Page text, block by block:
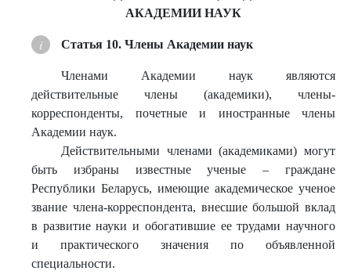
АКАДЕМИИ НАУК
Статья 10. Члены Академии наук
Членами Академии наук являются
действительные члены (академики), члены-
корреспонденты, почетные и иностранные члены
Академии наук.
Действительными членами (академиками) могут
быть избраны известные ученые – граждане
Республики Беларусь, имеющие академическое ученое
звание члена-корреспондента, внесшие большой вклад
в развитие науки и обогатившие ее трудами научного
и практического значения по объявленной
специальности.